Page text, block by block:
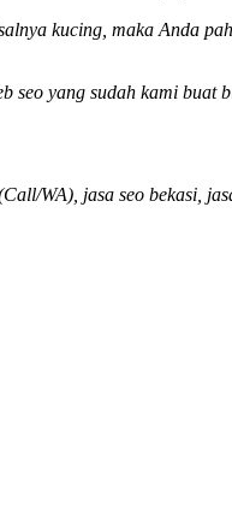
kucing, maka Anda
seo yang sudah kami buat
WA), jasa seo bekasi,